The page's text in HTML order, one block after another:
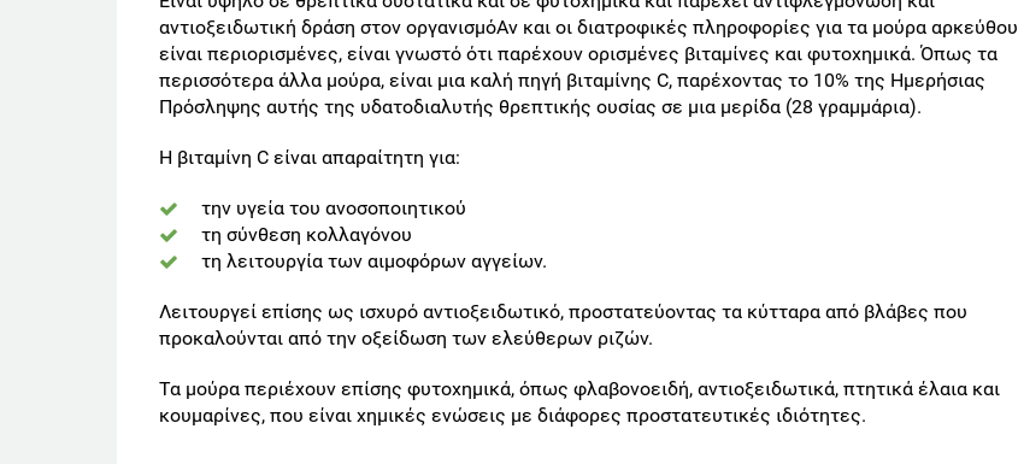
αντιοξειδωτική δράση στον οργανισμόΑν και οι διατροφικές πληροφορίες για τα μούρα αρκεύθου
είναι περιορισμένες, είναι γνωστό ότι παρέχουν ορισμένες βιταμίνες και φυτοχημικά. Όπως τα
περισσότερα άλλα μούρα, είναι μια καλή πηγή βιταμίνης C, παρέχοντας το 10% της Ημερήσιας
Πρόσληψης αυτής της υδατοδιαλυτής θρεπτικής ουσίας σε μια μερίδα (28 γραμμάρια).
Η βιταμίνη C είναι απαραίτητη για:
την υγεία του ανοσοποιητικού
τη σύνθεση κολλαγόνου
τη λειτουργία των αιμοφόρων αγγείων.
Λειτουργεί επίσης ως ισχυρό αντιοξειδωτικό, προστατεύοντας τα κύτταρα από βλάβες που
προκαλούνται από την οξείδωση των ελεύθερων ριζών.
Τα μούρα περιέχουν επίσης φυτοχημικά, όπως φλαβονοειδή, αντιοξειδωτικά, πτητικά έλαια και
κουμαρίνες, που είναι χημικές ενώσεις με διάφορες προστατευτικές ιδιότητες.